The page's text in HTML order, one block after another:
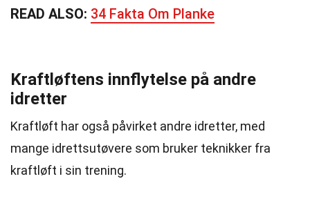
READ ALSO: 34 Fakta Om Planke
Kraftløftens innflytelse på andre
idretter
Kraftløft har også påvirket andre idretter, med
mange idrettsutøvere som bruker teknikker fra
kraftløft i sin trening.